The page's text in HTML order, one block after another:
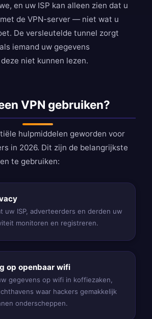
en uw ISP kan alleen zien dat u
de VPN-server — niet wat u
De versleutelde tunnel zorgt
iemand uw gegevens
niet kunnen lezen.
VPN gebruiken?
hulpmiddelen geworden voor
in 2026. Dit zijn de belangrijkste
te gebruiken:
uw ISP, adverteerders en derden uw
monitoren en registreren.
op openbaar wifi
gegevens op wifi in koffiezaken,
waar hackers gemakkelijk
onderscheppen.